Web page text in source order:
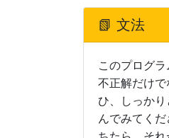
📗 文法
このプログ
不正解だけ
ひ、しっか
んでみてく